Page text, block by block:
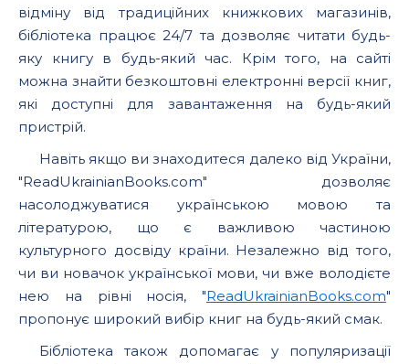
відміну від традиційних книжкових магазинів,
бібліотека працює 24/7 та дозволяє читати будь-
яку книгу в будь-який час. Крім того, на сайті
можна знайти безкоштовні електронні версії книг,
які доступні для завантаження на будь-який
пристрій.
Навіть якщо ви знаходитеся далеко від України,
"ReadUkrainianBooks.com" дозволяє
насолоджуватися українською мовою та
літературою, що є важливою частиною
культурного досвіду країни. Незалежно від того,
чи ви новачок української мови, чи вже володієте
нею на рівні носія, "ReadUkrainianBooks.com"
пропонує широкий вибір книг на будь-який смак.
Бібліотека також допомагає у популяризації